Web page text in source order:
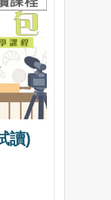
讀)